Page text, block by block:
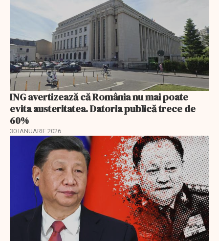
ING avertizează că România nu mai poate
evita austeritatea. Datoria publică trece de
60%
30 IANUARIE 2026